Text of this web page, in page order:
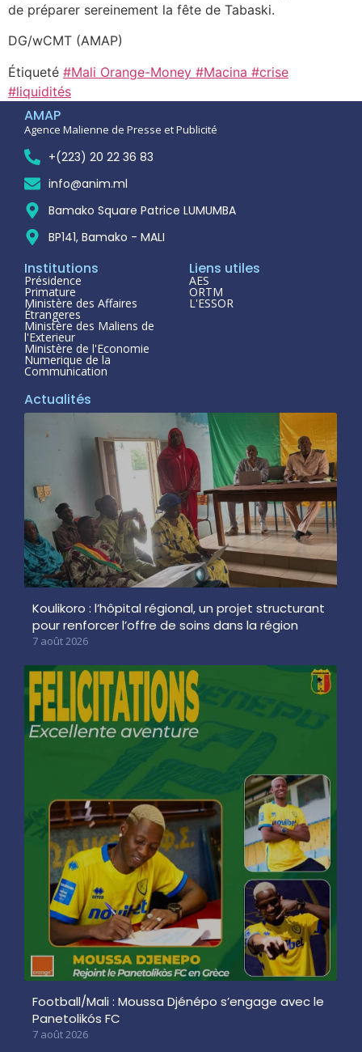
de préparer sereinement la fête de Tabaski.
DG/wCMT (AMAP)
Étiqueté #Mali Orange-Money #Macina #crise
#liquidités
AMAP
Agence Malienne de Presse et Publicité
+(223) 20 22 36 83
info@anim.ml
Bamako Square Patrice LUMUMBA
BP141, Bamako - MALI
Institutions
Présidence
Primature
Ministère des Affaires
Étrangeres
Ministère des Maliens de
l'Exterieur
Ministère de l'Economie
Numerique de la
Communication
Liens utiles
AES
ORTM
L'ESSOR
Actualités
Koulikoro : l’hôpital régional, un projet structurant
pour renforcer l’offre de soins dans la région
7 août 2026
Football/Mali : Moussa Djénépo s’engage avec le
Panetolikós FC
7 août 2026